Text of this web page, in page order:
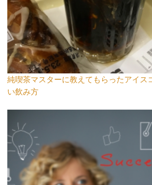
純喫茶マスターに教えてもらったアイス
い飲み方